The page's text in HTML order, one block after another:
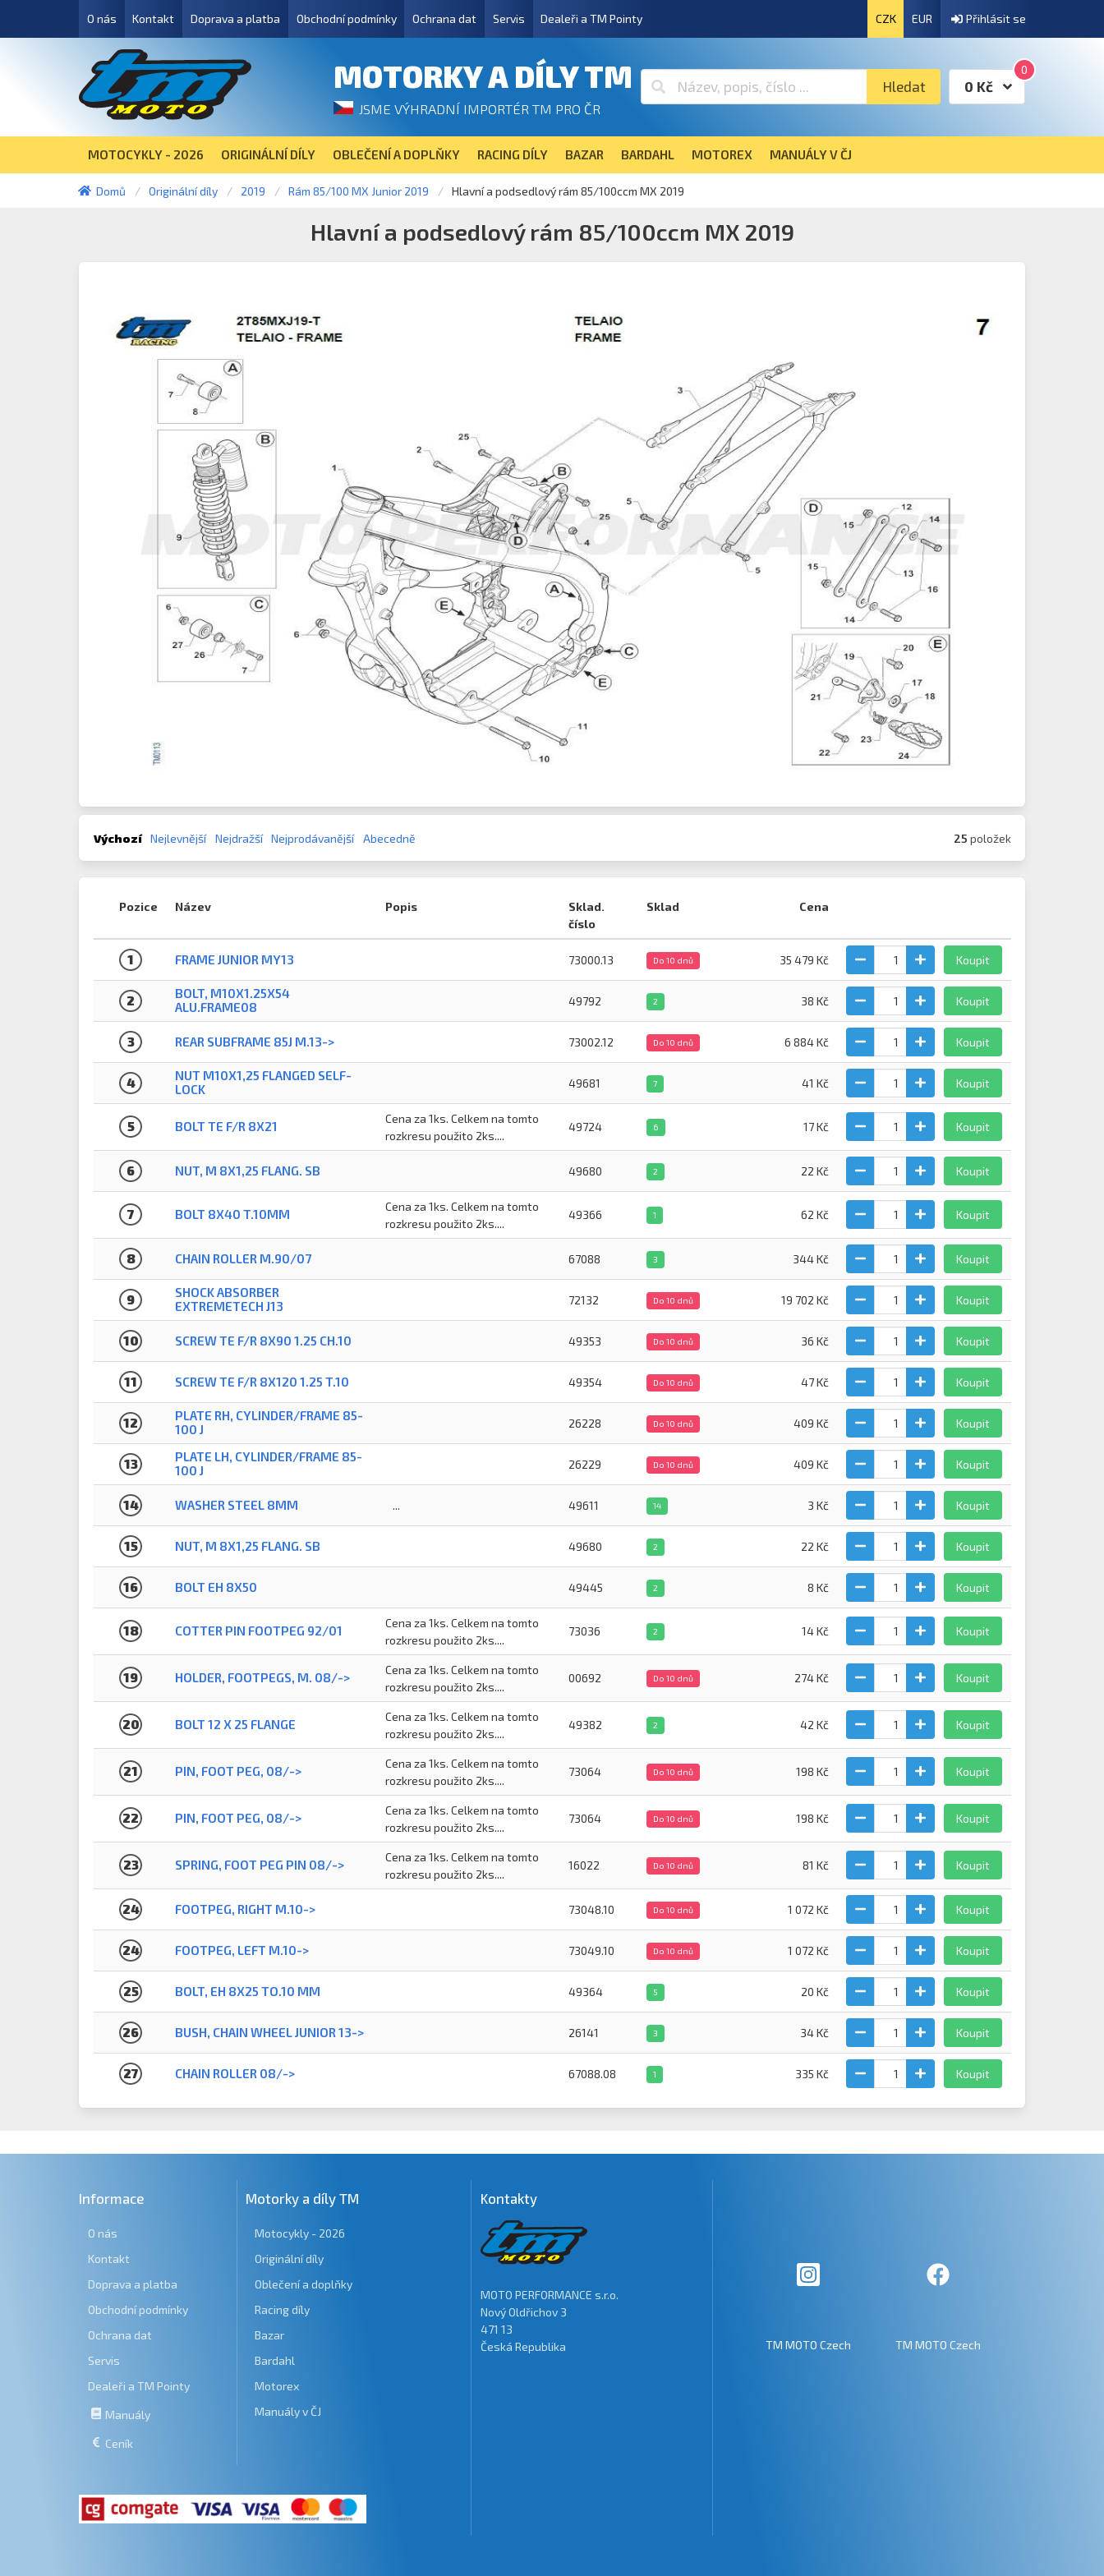
O nás Kontakt Doprava a platba Obchodní podmínky Ochrana dat Servis Dealeři a TM Pointy CZK EUR Přihlásit se
MOTORKY A DÍLY TM
JSME VÝHRADNÍ IMPORTÉR TM PRO ČR
Hledat
0
0 Kč
MOTOCYKLY - 2026 ORIGINÁLNÍ DÍLY OBLEČENÍ A DOPLŇKY RACING DÍLY BAZAR BARDAHL MOTOREX MANUÁLY V ČJ
Domů Originální díly 2019 Rám 85/100 MX Junior 2019 Hlavní a podsedlový rám 85/100ccm MX 2019
Hlavní a podsedlový rám 85/100ccm MX 2019
Výchozí Nejlevnější Nejdražší Nejprodávanější Abecedně 25 položek
Pozice Název Popis
Sklad.
číslo
Sklad Cena
1 FRAME JUNIOR MY13 73000.13 Do 10 dnů 35 479 Kč Koupit
2
BOLT, M10X1.25X54
ALU.FRAME08
49792 2 38 Kč Koupit
3 REAR SUBFRAME 85J M.13-> 73002.12 Do 10 dnů 6 884 Kč Koupit
4
NUT M10X1,25 FLANGED SELF-
LOCK
49681 7 41 Kč Koupit
5 BOLT TE F/R 8X21
Cena za 1ks. Celkem na tomto
rozkresu použito 2ks....
49724 6 17 Kč Koupit
6 NUT, M 8X1,25 FLANG. SB 49680 2 22 Kč Koupit
7 BOLT 8X40 T.10MM
Cena za 1ks. Celkem na tomto
rozkresu použito 2ks....
49366 1 62 Kč Koupit
8 CHAIN ROLLER M.90/07 67088 3 344 Kč Koupit
9
SHOCK ABSORBER
EXTREMETECH J13
72132 Do 10 dnů 19 702 Kč Koupit
10 SCREW TE F/R 8X90 1.25 CH.10 49353 Do 10 dnů 36 Kč Koupit
11 SCREW TE F/R 8X120 1.25 T.10 49354 Do 10 dnů 47 Kč Koupit
12
PLATE RH, CYLINDER/FRAME 85-
100 J
26228 Do 10 dnů 409 Kč Koupit
13
PLATE LH, CYLINDER/FRAME 85-
100 J
26229 Do 10 dnů 409 Kč Koupit
14 WASHER STEEL 8MM ... 49611 14 3 Kč Koupit
15 NUT, M 8X1,25 FLANG. SB 49680 2 22 Kč Koupit
16 BOLT EH 8X50 49445 2 8 Kč Koupit
18 COTTER PIN FOOTPEG 92/01
Cena za 1ks. Celkem na tomto
rozkresu použito 2ks....
73036 2 14 Kč Koupit
19 HOLDER, FOOTPEGS, M. 08/->
Cena za 1ks. Celkem na tomto
rozkresu použito 2ks....
00692 Do 10 dnů 274 Kč Koupit
20 BOLT 12 X 25 FLANGE
Cena za 1ks. Celkem na tomto
rozkresu použito 2ks....
49382 2 42 Kč Koupit
21 PIN, FOOT PEG, 08/->
Cena za 1ks. Celkem na tomto
rozkresu použito 2ks....
73064 Do 10 dnů 198 Kč Koupit
22 PIN, FOOT PEG, 08/->
Cena za 1ks. Celkem na tomto
rozkresu použito 2ks....
73064 Do 10 dnů 198 Kč Koupit
23 SPRING, FOOT PEG PIN 08/->
Cena za 1ks. Celkem na tomto
rozkresu použito 2ks....
16022 Do 10 dnů 81 Kč Koupit
24 FOOTPEG, RIGHT M.10-> 73048.10 Do 10 dnů 1 072 Kč Koupit
24 FOOTPEG, LEFT M.10-> 73049.10 Do 10 dnů 1 072 Kč Koupit
25 BOLT, EH 8X25 TO.10 MM 49364 5 20 Kč Koupit
26 BUSH, CHAIN WHEEL JUNIOR 13-> 26141 3 34 Kč Koupit
27 CHAIN ROLLER 08/-> 67088.08 1 335 Kč Koupit
Informace
O nás
Kontakt
Doprava a platba
Obchodní podmínky
Ochrana dat
Servis
Dealeři a TM Pointy
Manuály
Ceník
Motorky a díly TM
Motocykly - 2026
Originální díly
Oblečení a doplňky
Racing díly
Bazar
Bardahl
Motorex
Manuály v ČJ
Kontakty
MOTO PERFORMANCE s.r.o.
Nový Oldřichov 3
471 13
Česká Republika
TM MOTO Czech TM MOTO Czech